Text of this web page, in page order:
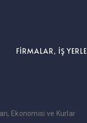
FİRMALAR, İŞ
Ekonomisi ve Kurlar